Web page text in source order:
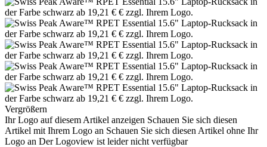
Vergrößern
Ihr Logo auf diesem Artikel anzeigen Schauen Sie sich diesen
Artikel mit Ihrem Logo an Schauen Sie sich diesen Artikel ohne Ihr
Logo an Der Logoview ist leider nicht verfügbar